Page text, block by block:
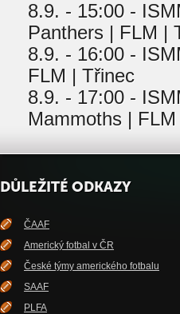
8.9. - 15:00 -
Panthers | FLM |
8.9. - 16:00 -
FLM | Třinec
8.9. - 17:00 -
Mammoths |
DŮLEŽITÉ ODKAZY
ČAAF
Americký fotbal v ČR
České týmy amerického fotbalu
SAAF
PLFA